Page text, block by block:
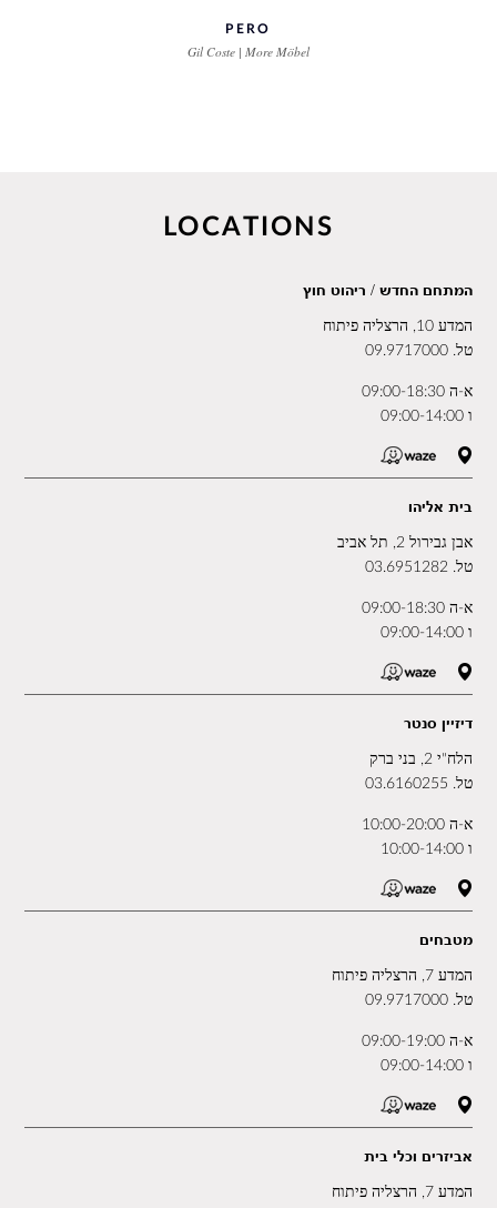
PERO
Gil Coste | More Möbel
LOCATIONS
המתחם החדש / ריהוט חוץ
המדע 10, הרצליה פיתוח
טל.09.9717000
א-ה 09:00-18:30
ו 09:00-14:00
בית אליהו
אבן גבירול 2, תל אביב
טל.03.6951282
א-ה 09:00-18:30
ו 09:00-14:00
דיזיין סנטר
הלח"י 2, בני ברק
טל. 03.6160255
א-ה 10:00-20:00
ו 10:00-14:00
מטבחים
המדע 7, הרצליה פיתוח
טל.09.9717000
א-ה 09:00-19:00
ו 09:00-14:00
אביזרים וכלי בית
המדע 7, הרצליה פיתוח